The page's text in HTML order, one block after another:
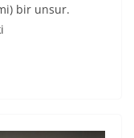
bir unsur.